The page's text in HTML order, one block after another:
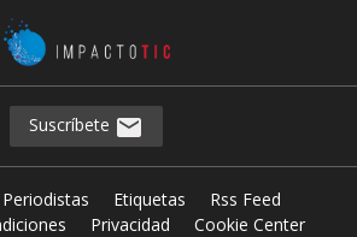
Suscríbete
Periodistas Etiquetas
Rss Feed
Privacidad Cookie Center